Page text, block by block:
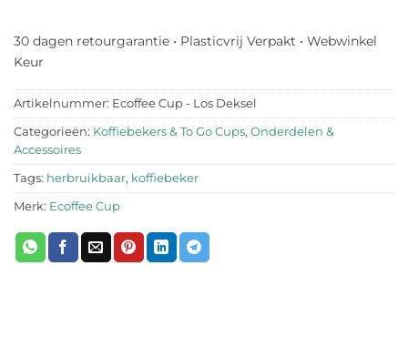
30 dagen retourgarantie • Plasticvrij Verpakt • Webwinkel
Keur
Artikelnummer: Ecoffee Cup - Los Deksel
Categorieën: Koffiebekers & To Go Cups, Onderdelen &
Accessoires
Tags: herbruikbaar, koffiebeker
Merk: Ecoffee Cup